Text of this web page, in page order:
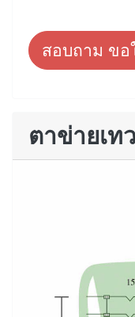
สอบถาม ขอ
ตาข่ายเท